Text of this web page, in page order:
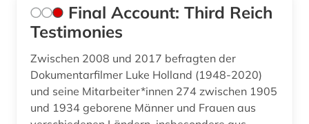
Final Account: Third Reich
Testimonies
Zwischen 2008 und 2017 befragten der
Dokumentarfilmer Luke Holland (1948-2020)
und seine Mitarbeiter*innen 274 zwischen 1905
und 1934 geborene Männer und Frauen aus